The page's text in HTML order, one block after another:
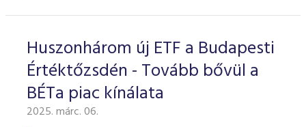
Huszonhárom új ETF a Budapesti
Értéktőzsdén - Tovább bővül a
BÉTa piac kínálata
2025. márc. 06.